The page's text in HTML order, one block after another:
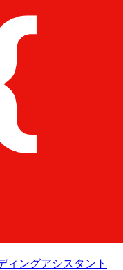
ィングアシスタント